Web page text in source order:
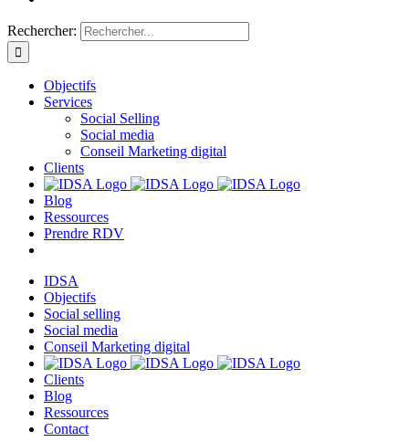
Rechercher:
Objectifs
Services
Social Selling
Social media
Conseil Marketing digital
Clients
Blog
Ressources
Prendre RDV
IDSA
Objectifs
Social selling
Social media
Conseil Marketing digital
Clients
Blog
Ressources
Contact